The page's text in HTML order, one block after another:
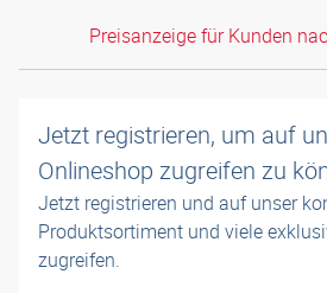
Preisanzeige für Kunden
Jetzt registrieren, um auf
Onlineshop zugreifen zu
Jetzt registrieren und auf unser
Produktsortiment und viele
zugreifen.